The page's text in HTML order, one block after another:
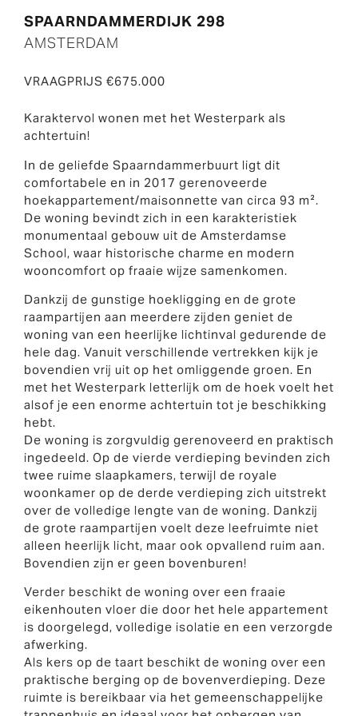
SPAARNDAMMERDIJK 298
AMSTERDAM
VRAAGPRIJS €675.000
Karaktervol wonen met het Westerpark als
achtertuin!
In de geliefde Spaarndammerbuurt ligt dit
comfortabele en in 2017 gerenoveerde
hoekappartement/maisonnette van circa 93 m².
De woning bevindt zich in een karakteristiek
monumentaal gebouw uit de Amsterdamse
School, waar historische charme en modern
wooncomfort op fraaie wijze samenkomen.
Dankzij de gunstige hoekligging en de grote
raampartijen aan meerdere zijden geniet de
woning van een heerlijke lichtinval gedurende de
hele dag. Vanuit verschillende vertrekken kijk je
bovendien vrij uit op het omliggende groen. En
met het Westerpark letterlijk om de hoek voelt het
alsof je een enorme achtertuin tot je beschikking
hebt.
De woning is zorgvuldig gerenoveerd en praktisch
ingedeeld. Op de vierde verdieping bevinden zich
twee ruime slaapkamers, terwijl de royale
woonkamer op de derde verdieping zich uitstrekt
over de volledige lengte van de woning. Dankzij
de grote raampartijen voelt deze leefruimte niet
alleen heerlijk licht, maar ook opvallend ruim aan.
Bovendien zijn er geen bovenburen!
Verder beschikt de woning over een fraaie
eikenhouten vloer die door het hele appartement
is doorgelegd, volledige isolatie en een verzorgde
afwerking.
Als kers op de taart beschikt de woning over een
praktische berging op de bovenverdieping. Deze
ruimte is bereikbaar via het gemeenschappelijke